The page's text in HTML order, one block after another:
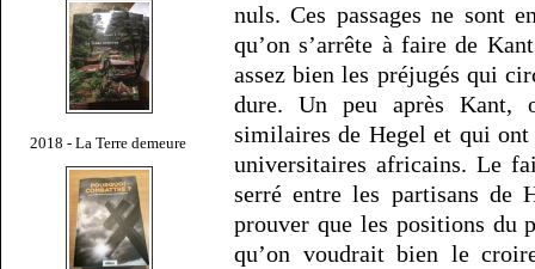
2018 - La Terre demeure
nuls. Ces passages ne sont
qu’on s’arrête à faire de
assez bien les préjugés qui
dure. Un peu après Kant,
similaires de Hegel et qui ont
universitaires africains. Le
serré entre les partisans de
prouver que les positions du
qu’on voudrait bien le